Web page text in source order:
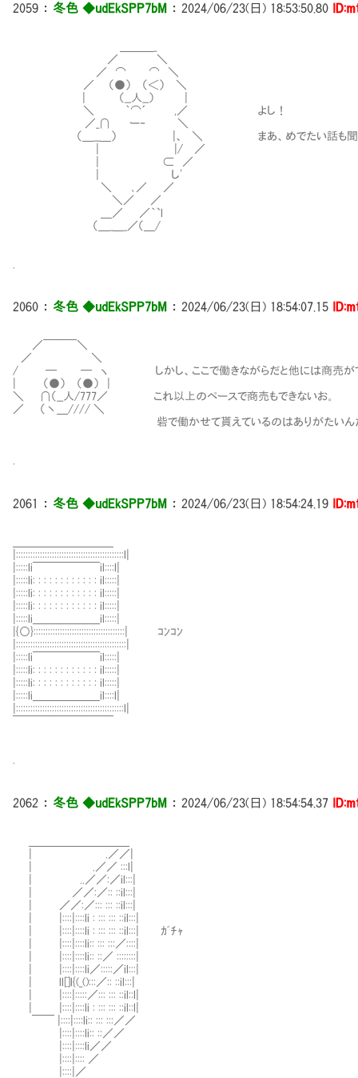
2059 ： 冬色 ◆udEkSPP7bM ： 2024/06/23(日) 18:53:50.80
／ ＼
／ ⌒ ⌒ ＼
／ （●） （＜） ＼
| （__人__） |
＼ ｀⌒´ ,／ よし！
／_∩ ー‐ ＼
（＿__＿） |、 ＼ まあ、めでたい話も聞けたし
| |/ ／
| ⊂ ／
| し'
＼ ､／ ／
＼／ ／
＿／ ／｀`l
（＿_＿_／（＿/
2060 ： 冬色 ◆udEkSPP7bM ： 2024/06/23(日) 18:54:07.15
／￣￣￣＼
／ ＼
/ ─ ─ ヽ しかし、ここで働きながらだと他には商売がで
| （●） （●） |
＼ ∩（__人/777／ これ以上のペースで商売もできないお。
／ （丶＿//// ＼
砦で働かせて貰えているのはありがたいんだ
2061 ： 冬色 ◆udEkSPP7bM ： 2024/06/23(日) 18:54:24.19
|:::::::::::::::::::::::::::::::::::::::::::::l|
|:::::li￣￣￣￣￣￣il::::l|
|:::::li: : : : : : : : : : : : il:::::|
|:::::li: : : : : : : : : : : : il:::::|
|:::::li: : : : : : : : : : : : il:::::|
|:::::li＿＿＿＿＿＿il:::::|
|{○}::::::::::::::::::::::::::::::::::::::| ｺﾝｺﾝ
|::::::::::::::::::::::::::::::::::::::::::::::|
|:::::li￣￣￣￣￣￣il:::::|
|:::::li: : : : : : : : : : : : il:::::|
|:::::li: : : : : : : : : : : : il:::::|
|:::::li＿＿＿＿＿＿il::::l|
|:::::::::::::::::::::::::::::::::::::::::::::l|
2062 ： 冬色 ◆udEkSPP7bM ： 2024/06/23(日) 18:54:54.37
| .／／|
| .／／ :::l|
| ..／／:／il:::|
| ／／:／:: ::il:::|
| ／／:／::: ::: ::il:::|
| |::::|::::li : ::: ::: ::il:::|
| |::::|::::li : ::: ::: ::il:::| ｶﾞﾁｬ
| |::::|::::li:: ::: :::／::::|
| |::::|::::li:: ::／ ::::::::|
| |::::|::::li／:::::／il:::|
| ll[]l{(_():::／:: ::il:::|
| |::::|:::::／::: ::: ::il::l|
| |::::|::::li : ::: ::: ::il::l|
￣￣ |::::|::::li:: ::: :::／／
|::::|::::li:: ::／／
|::::|::::li／／
|::::|:::: ／
|::::|／